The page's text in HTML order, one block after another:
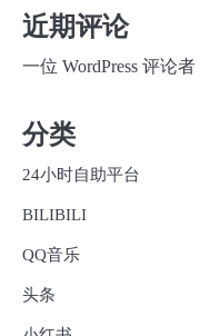
近期评论
一位 WordPress 评论者
分类
24小时自助平台
BILIBILI
QQ音乐
头条